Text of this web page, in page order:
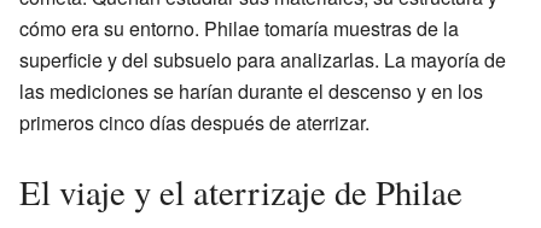
cómo era su entorno. Philae tomaría muestras de la
superficie y del subsuelo para analizarlas. La mayoría de
las mediciones se harían durante el descenso y en los
primeros cinco días después de aterrizar.
El viaje y el aterrizaje de Philae